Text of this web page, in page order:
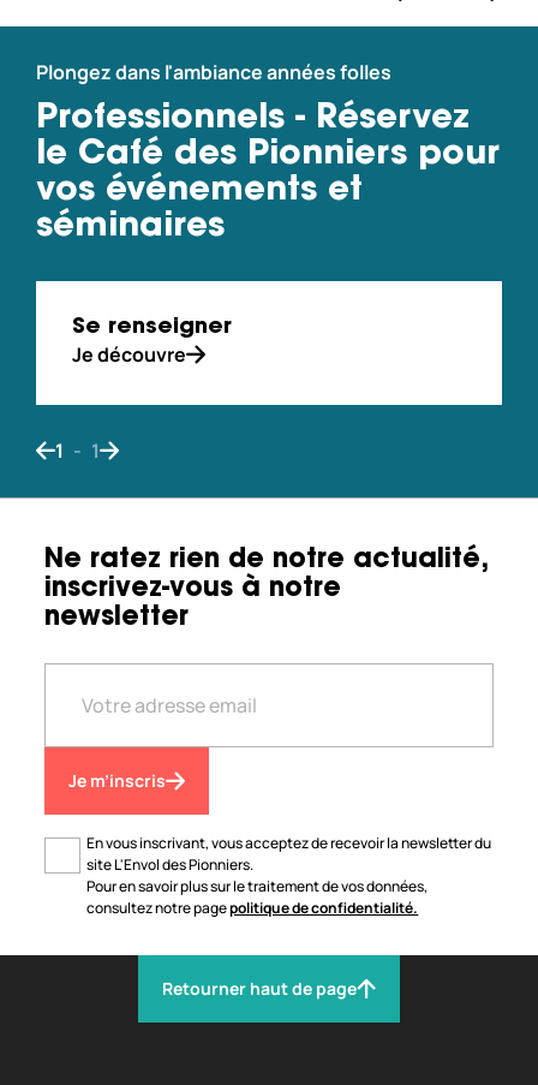
Plongez dans l'ambiance années folles
Professionnels - Réservez
le Café des Pionniers pour
vos événements et
séminaires
Se renseigner
Je découvre
Bouton de navigation précédent
1 - 1Bouton de navigation suivant
Ne ratez rien de notre actualité,
inscrivez-vous à notre
newsletter
Je m’inscris
En vous inscrivant, vous acceptez de recevoir la newsletter du
site L'Envol des Pionniers.
Pour en savoir plus sur le traitement de vos données,
consultez notre pagepolitique de confidentialité.
Retourner haut de page